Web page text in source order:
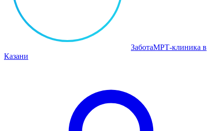
ЗаботаМРТ‑клиника в
Казани